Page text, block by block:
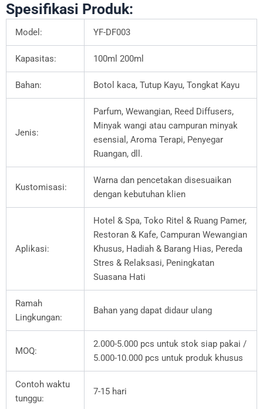
Spesifikasi Produk:
Model: YF-DF003
Kapasitas: 100ml 200ml
Bahan: Botol kaca, Tutup Kayu, Tongkat Kayu
Jenis:
Parfum, Wewangian, Reed Diffusers,
Minyak wangi atau campuran minyak
esensial, Aroma Terapi, Penyegar
Ruangan, dll.
Kustomisasi:
Warna dan pencetakan disesuaikan
dengan kebutuhan klien
Aplikasi:
Hotel & Spa, Toko Ritel & Ruang Pamer,
Restoran & Kafe, Campuran Wewangian
Khusus, Hadiah & Barang Hias, Pereda
Stres & Relaksasi, Peningkatan
Suasana Hati
Ramah
Lingkungan:
Bahan yang dapat didaur ulang
MOQ:
2.000-5.000 pcs untuk stok siap pakai /
5.000-10.000 pcs untuk produk khusus
Contoh waktu
tunggu:
7-15 hari